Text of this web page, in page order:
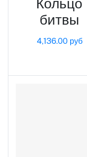
битвы
4,136.00 руб